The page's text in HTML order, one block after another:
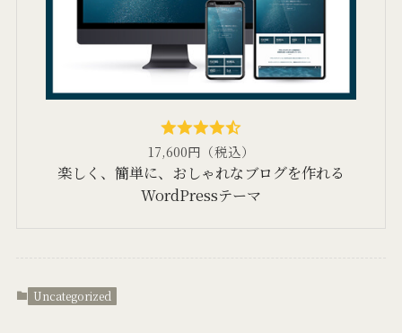
17,600円（税込）
楽しく、簡単に、おしゃれなブログを作れる
WordPressテーマ
Uncategorized